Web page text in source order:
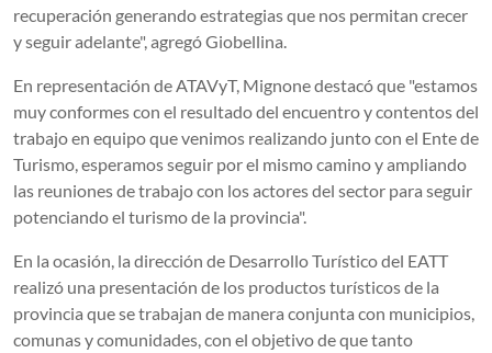
recuperación generando estrategias que nos permitan crecer
y seguir adelante", agregó Giobellina.
En representación de ATAVyT, Mignone destacó que "estamos
muy conformes con el resultado del encuentro y contentos del
trabajo en equipo que venimos realizando junto con el Ente de
Turismo, esperamos seguir por el mismo camino y ampliando
las reuniones de trabajo con los actores del sector para seguir
potenciando el turismo de la provincia".
En la ocasión, la dirección de Desarrollo Turístico del EATT
realizó una presentación de los productos turísticos de la
provincia que se trabajan de manera conjunta con municipios,
comunas y comunidades, con el objetivo de que tanto